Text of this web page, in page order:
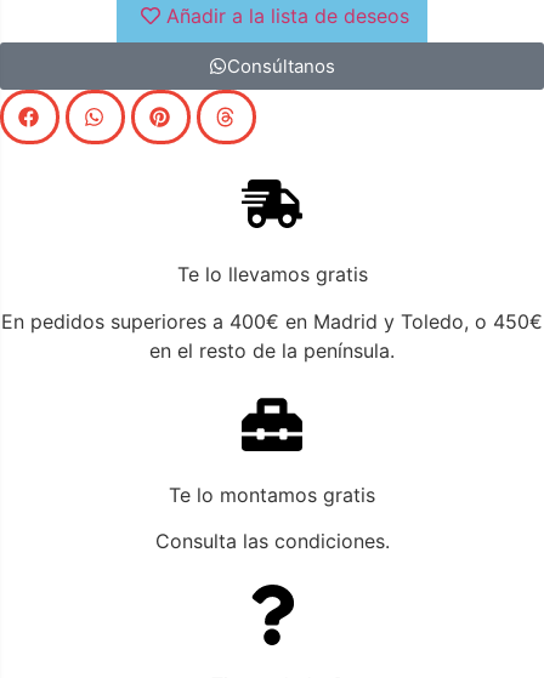
redonda de tamaños reducidos. Lamesa Marcus
pieza que estabamos buscando, transmite sobriedad y
ligereza a nuestra estancia
Añadir a la lista de deseos
Consúltanos
Te lo llevamos gratis
En pedidos superiores a 400€ en Madrid y Toledo, o 450€
en el resto de la península.
Te lo montamos gratis
Consulta las condiciones.